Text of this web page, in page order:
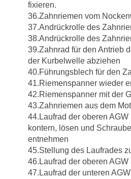
fixieren.
36.Zahnriemen vom
37.Andrückrolle des
38.Andrückrolle des
39.Zahnrad für den Antrieb
der Kurbelwelle abziehen
40.Führungsblech für den
41.Riemenspanner wieder
42.Riemenspanner mit der
43.Zahnriemen aus dem
44.Laufrad der oberen
kontern, lösen und
entnehmen
45.Stellung des Laufrades
46.Laufrad der oberen AGW
47.Laufrad der unteren